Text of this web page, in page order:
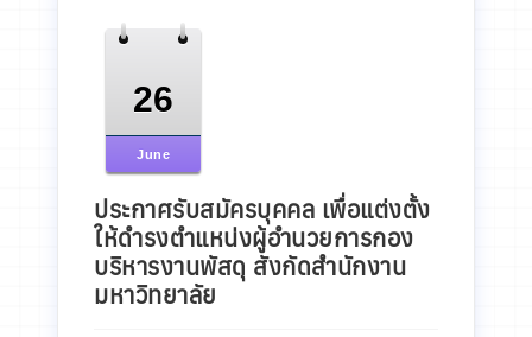
26
June
ประกาศรับสมัครบุคคล เพื่อแต่งตั้ง
ให้ดำรงตำแหน่งผู้อำนวยการกอง
บริหารงานพัสดุ สังกัดสำนักงาน
มหาวิทยาลัย